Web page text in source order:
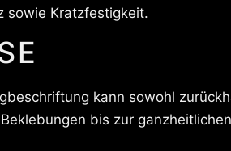
sowie Kratzfestigkeit.
kann sowohl
bis zur